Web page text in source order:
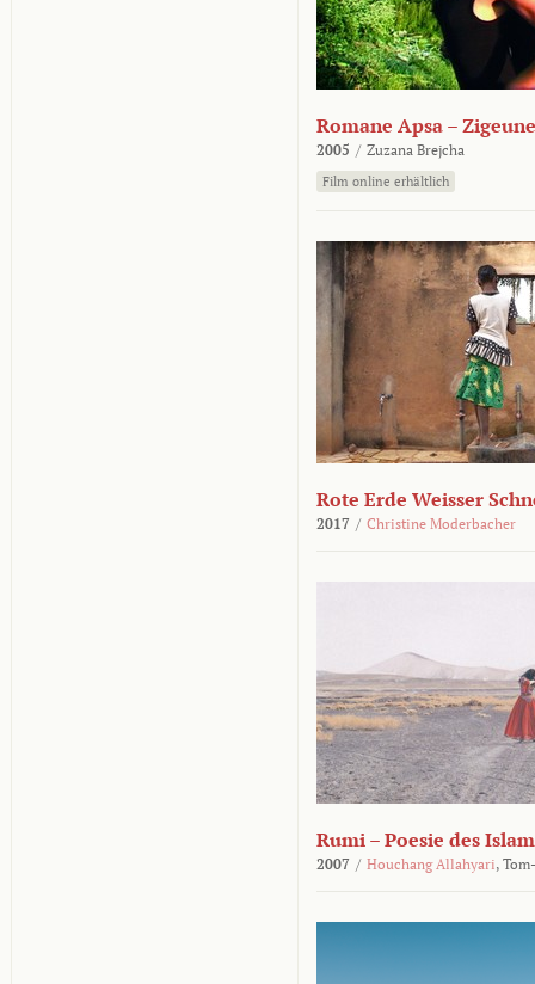
Romane Apsa –
2005 / Zuzana Brejcha
Film online erhältlich
Rote Erde Weisser
2017 / Christine Moderbacher
Rumi – Poesie des Islam
2007 / Houchang Allahyari,